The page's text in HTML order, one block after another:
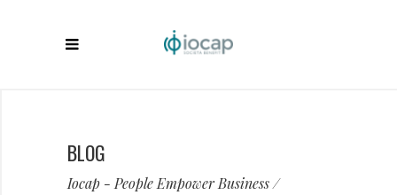
BLOG
Iocap - People Empower Business/